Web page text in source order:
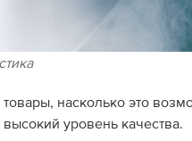
товары, насколько это
уровень качества.